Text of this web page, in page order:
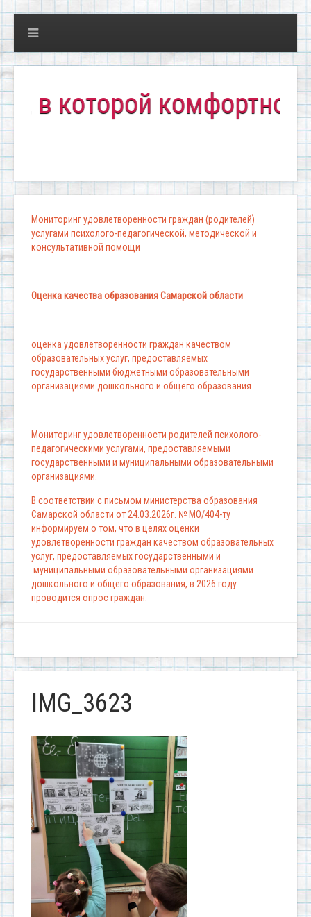
комфортно всем!"
Мониторинг удовлетворенности граждан (родителей)
услугами психолого-педагогической, методической и
консультативной помощи
Оценка качества образования Самарской области
оценка удовлетворенности граждан качеством
образовательных услуг, предоставляемых
государственными бюджетными образовательными
организациями дошкольного и общего образования
Мониторинг удовлетворенности родителей психолого-
педагогическими услугами, предоставляемыми
государственными и муниципальными образовательными
организациями.
В соответствии с письмом министерства образования
Самарской области от 24.03.2026г. № МО/404-ту
информируем о том, что в целях оценки
удовлетворенности граждан качеством образовательных
услуг, предоставляемых государственными и
муниципальными образовательными организациями
дошкольного и общего образования, в 2026 году
проводится опрос граждан.
IMG_3623